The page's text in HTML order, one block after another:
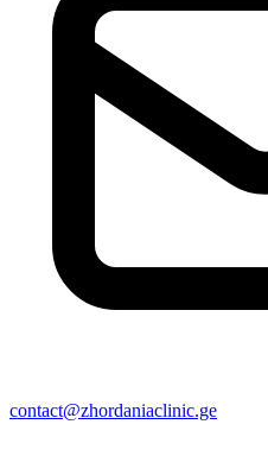
contact@zhordaniaclinic.ge